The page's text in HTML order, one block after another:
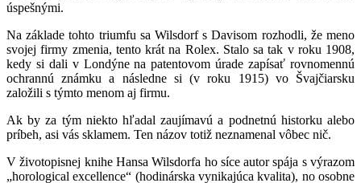
úspešnými.
Na základe tohto triumfu sa Wilsdorf s Davisom rozhodli, že meno
svojej firmy zmenia, tento krát na Rolex. Stalo sa tak v roku 1908,
kedy si dali v Londýne na patentovom úrade zapísať rovnomennú
ochrannú známku a následne si (v roku 1915) vo Švajčiarsku
založili s týmto menom aj firmu.
Ak by za tým niekto hľadal zaujímavú a podnetnú historku alebo
príbeh, asi vás sklamem. Ten názov totiž neznamenal vôbec nič.
V životopisnej knihe Hansa Wilsdorfa ho síce autor spája s výrazom
„horological excellence“ (hodinárska vynikajúca kvalita), no osobne